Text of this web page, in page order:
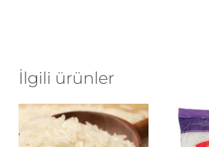
İlgili ürünler